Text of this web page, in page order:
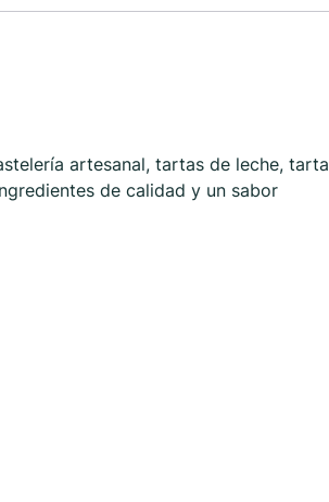
artesanal, tartas de leche, tarta
de calidad y un sabor